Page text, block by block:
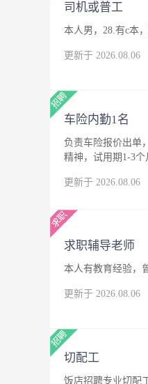
司机或普工
本人男，28.有c本
更新于 2026.08.06
车险内勤1名
负责车险报价出单
精神，试用期1-3个
更新于 2026.08.06
求职辅导老师
本人有教育经验，
更新于 2026.08.06
切配工
饭店招聘专业切配